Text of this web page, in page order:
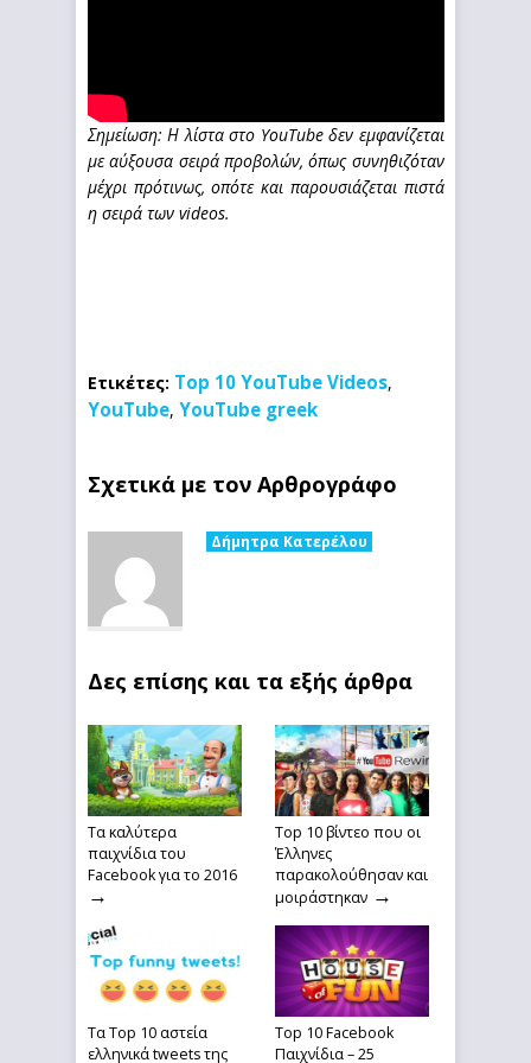
Σημείωση: Η λίστα στο YouTube δεν εμφανίζεται
με αύξουσα σειρά προβολών, όπως συνηθιζόταν
μέχρι πρότινως, οπότε και παρουσιάζεται πιστά
η σειρά των videos.
Ετικέτες: Top 10 YouTube Videos,
YouTube, YouTube greek
Σχετικά με τον Αρθρογράφο
Δήμητρα Κατερέλου
Δες επίσης και τα εξής άρθρα
Τα καλύτερα
παιχνίδια του
Facebook για το 2016
→
Top 10 βίντεο που οι
Έλληνες
παρακολούθησαν και
μοιράστηκαν →
Τα Top 10 αστεία
ελληνικά tweets της
Top 10 Facebook
Παιχνίδια – 25